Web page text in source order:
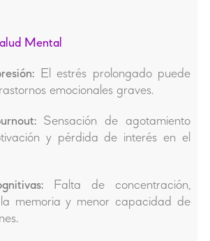
Mental
El estrés prolongado puede
emocionales graves.
Sensación de agotamiento
y pérdida de interés en el
Falta de concentración,
memoria y menor capacidad de